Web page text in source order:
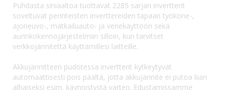
Puhdasta siniaaltoa tuottavat 2285 sarjan invertterit
soveltuvat perinteisten inverttereiden tapaan työkone-,
ajoneuvo-, matkailuauto- ja venekäyttöön sekä
aurinkokennojärjestelmiin silloin, kun tarvitset
verkkojännitettä käyttämillesi laitteille.
Akkujännitteen pudotessa invertterit kytkeytyvät
automaattisesti pois päältä, jotta akkujännite ei putoa liian
alhaiseksi esim. käynnistystä varten. Edustamissamme